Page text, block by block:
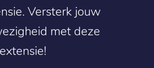
Versterk jouw
met deze